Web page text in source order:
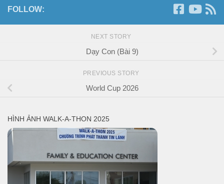
FOLLOW:
NEXT STORY
Dạy Con (Bài 9)
PREVIOUS STORY
World Cup 2026
HÌNH ẢNH WALK-A-THON 2025